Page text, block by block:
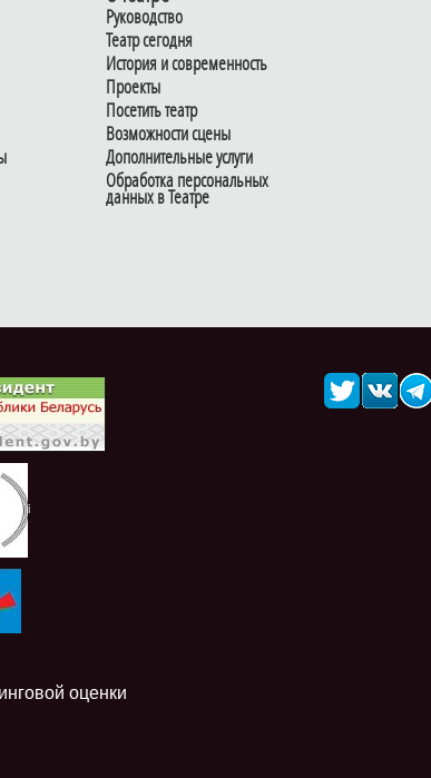
Руководство
Театр сегодня
История и современность
Проекты
Посетить театр
Возможности сцены
Дополнительные услуги
Обработка персональных
данных в Театре
i
оценки